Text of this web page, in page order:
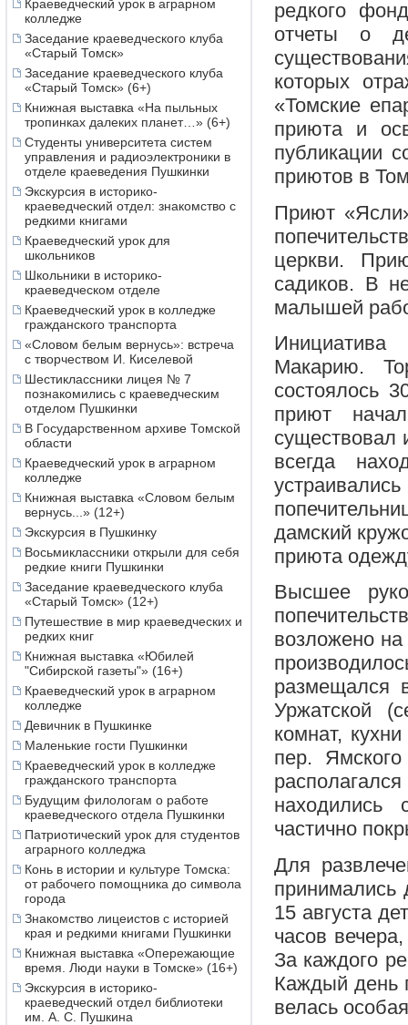
Краеведческий урок в аграрном
колледже
Заседание краеведческого клуба
«Старый Томск»
Заседание краеведческого клуба
«Старый Томск» (6+)
Книжная выставка «На пыльных
тропинках далеких планет…» (6+)
Студенты университета систем
управления и радиоэлектроники в
отделе краеведения Пушкинки
Экскурсия в историко-
краеведческий отдел: знакомство с
редкими книгами
Краеведческий урок для
школьников
Школьники в историко-
краеведческом отделе
Краеведческий урок в колледже
гражданского транспорта
«Словом белым вернусь»: встреча
с творчеством И. Киселевой
Шестиклассники лицея № 7
познакомились с краеведческим
отделом Пушкинки
В Государственном архиве Томской
области
Краеведческий урок в аграрном
колледже
Книжная выставка «Словом белым
вернусь...» (12+)
Экскурсия в Пушкинку
Восьмиклассники открыли для себя
редкие книги Пушкинки
Заседание краеведческого клуба
«Старый Томск» (12+)
Путешествие в мир краеведческих и
редких книг
Книжная выставка «Юбилей
"Сибирской газеты"» (16+)
Краеведческий урок в аграрном
колледже
Девичник в Пушкинке
Маленькие гости Пушкинки
Краеведческий урок в колледже
гражданского транспорта
Будущим филологам о работе
краеведческого отдела Пушкинки
Патриотический урок для студентов
аграрного колледжа
Конь в истории и культуре Томска:
от рабочего помощника до символа
города
Знакомство лицеистов с историей
края и редкими книгами Пушкинки
Книжная выставка «Опережающие
время. Люди науки в Томске» (16+)
Экскурсия в историко-
краеведческий отдел библиотеки
им. А. С. Пушкина
редкого
отчеты о
которых
«Томские
приюта и
публикации
приютов в
Приют
церкви.
садиков. В
малышей
Инициатива
Макарию.
состоялось
приют
существовал
всегда
дамский
приюта
Высшее
возложено
размещался
Уржатской
комнат,
пер.
находились
частично
Для
принимались
15 августа
часов
За каждого
Каждый день
велась